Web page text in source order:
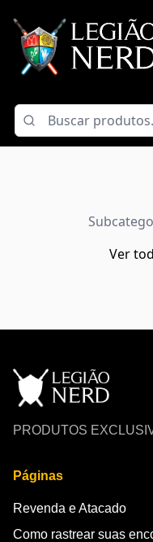
Ver
PRODUTOS
Páginas
Revenda e Atacado
Como rastrear suas